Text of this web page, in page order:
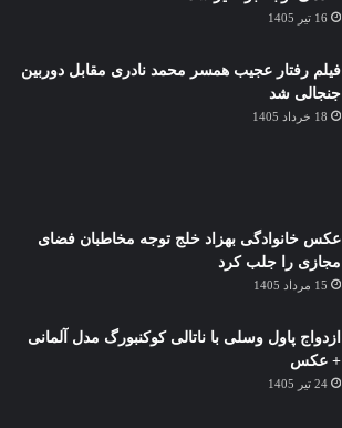
16 تیر 1405
فیلم رفتار عجیب همسر محمد نادری مقابل دوربین
جنجالی شد
18 خرداد 1405
عکس خانوادگی بهزاد خلج توجه مخاطبان فضای
مجازی را جلب کرد
15 مرداد 1405
ازدواج پاول وسلی با ناتالی کوکنبورگ مدل آلمانی
+ عکس
24 تیر 1405